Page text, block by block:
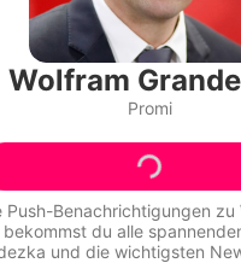
Promiflash Exklusiv
Alle Themen auf
Jobs
App runterladen
Team
Wolfram
Promi
Push-Benachrichtigungen zu
du alle
und die wichtigsten